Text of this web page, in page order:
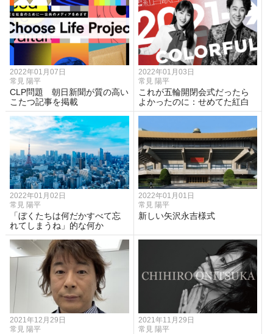
2022年01月07日
常見 陽平
CLP問題 朝日新聞が質の高い
こたつ記事を掲載
2022年01月03日
常見 陽平
これが五輪開閉会式だったら
よかったのに：せめてた紅白
2022年01月02日
常見 陽平
「ぼくたちは何だかすべて忘
れてしまうね」的な何か
2022年01月01日
常見 陽平
新しい矢沢永吉様式
2021年12月29日
常見 陽平
2021年11月29日
常見 陽平